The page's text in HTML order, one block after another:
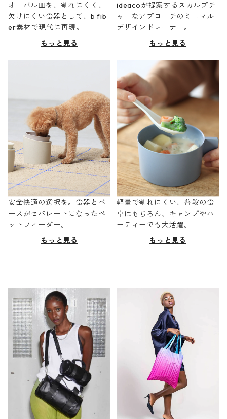
オーバル皿を、割れにくく、
欠けにくい食器として、b fib
er素材で現代に再現。
もっと見る
ideacoが提案するスカルプチ
ャーなアプローチのミニマル
デザインドレーナー。
もっと見る
安全快適の選択を。食器とベ
ースがセパレートになったペ
ットフィーダー。
もっと見る
軽量で割れにくい、普段の食
卓はもちろん、キャンプやパ
ーティーでも大活躍。
もっと見る